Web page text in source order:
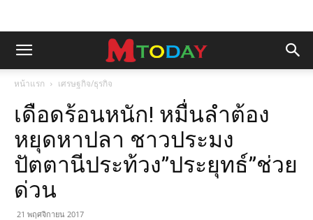
หน้าแรก เศรษฐกิจ/ธุรกิจ
เดือดร้อนหนัก! หมื่นลำต้อง
หยุดหาปลา ชาวประมง
ปัตตานีประท้วง”ประยุทธ์”ช่วย
ด่วน
21 พฤศจิกายน 2017